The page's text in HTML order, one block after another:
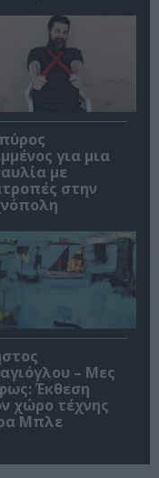
για μια
με
στην
– Μες
Έκθεση
χώρο τέχνης
Μπλε